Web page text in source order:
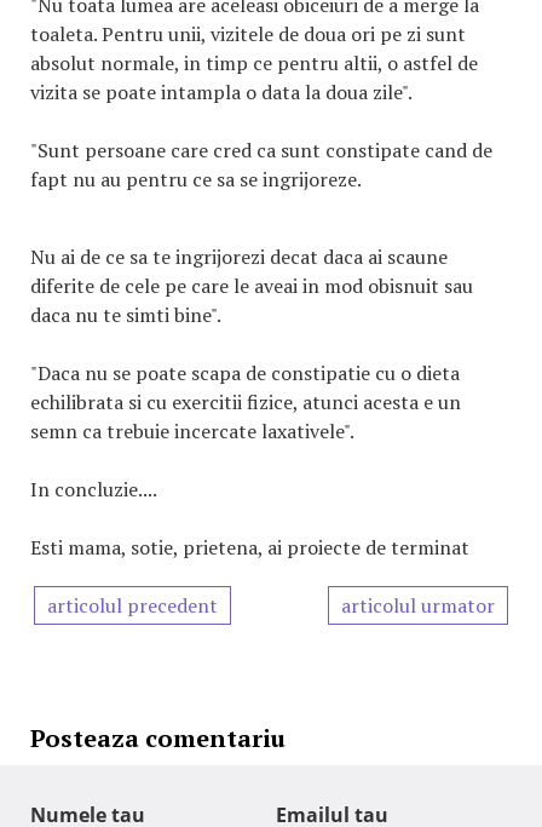
toaleta. Pentru unii, vizitele de doua ori pe zi sunt
absolut normale, in timp ce pentru altii, o astfel de
vizita se poate intampla o data la doua zile".
"Sunt persoane care cred ca sunt constipate cand de
fapt nu au pentru ce sa se ingrijoreze.
Nu ai de ce sa te ingrijorezi decat daca ai scaune
diferite de cele pe care le aveai in mod obisnuit sau
daca nu te simti bine".
"Daca nu se poate scapa de constipatie cu o dieta
echilibrata si cu exercitii fizice, atunci acesta e un
semn ca trebuie incercate laxativele".
In concluzie....
Esti mama, sotie, prietena, ai proiecte de terminat
articolul precedent articolul urmator
Posteaza comentariu
Numele tau Emailul tau